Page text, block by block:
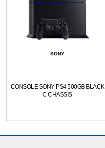
SONY
CONSOLE SONY PS4 500GB BLACK
C CHASSIS